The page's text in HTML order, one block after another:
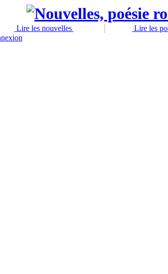
Lire les nouvelles Lire les